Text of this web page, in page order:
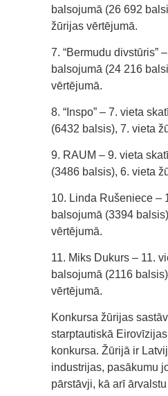
balsojumā (26 692
žūrijas vērtējumā.
7. “Bermudu divstūris”
balsojumā (24 216
vērtējumā.
8. “Inspo” – 7. vieta
(6432 balsis), 7. vieta
9. RAUM – 9. vieta
(3486 balsis), 6. vieta
10. Linda Rušeniece –
balsojumā (3394
vērtējumā.
11. Miks Dukurs – 11.
balsojumā (2116
vērtējumā.
Konkursa žūrijas
starptautiskā
konkursa. Žūrijā ir
industrijas, pasākumu
pārstāvji, kā arī